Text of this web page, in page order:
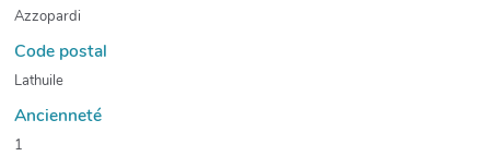
Azzopardi
Code postal
Lathuile
Ancienneté
1